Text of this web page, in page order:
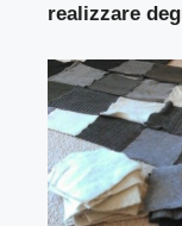
realizzare